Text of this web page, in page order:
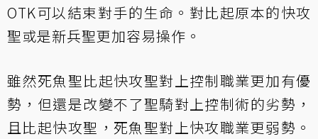
OTK可以結束對手的生命。對比起原本的快攻
聖或是新兵聖更加容易操作。
雖然死魚聖比起快攻聖對上控制職業更加有優
勢，但還是改變不了聖騎對上控制術的劣勢，
且比起快攻聖，死魚聖對上快攻職業更弱勢。